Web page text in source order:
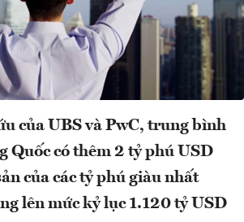
của UBS và PwC, trung bình
Quốc có thêm 2 tỷ phú USD
của các tỷ phú giàu nhất
lên mức kỷ lục 1.120 tỷ USD